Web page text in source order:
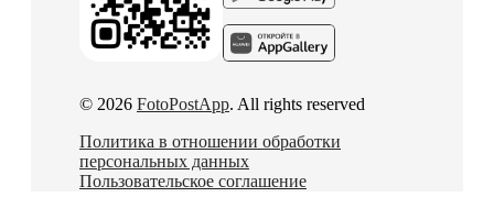
© 2026 FotoPostApp. All rights reserved
Политика в отношении обработки
персональных данных
Пользовательское соглашение